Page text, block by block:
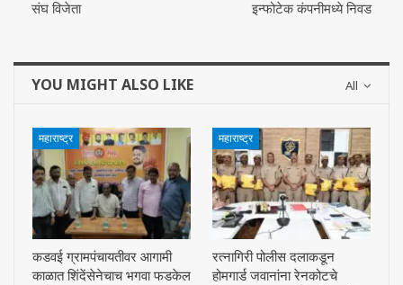
संघ विजेता
इन्फोटेक कंपनीमध्ये निवड
All
YOU MIGHT ALSO LIKE
महाराष्ट्र
कडवई ग्रामपंचायतीवर आगामी
काळात शिंदेंसेनेचाच भगवा फडकेल
महाराष्ट्र
रत्नागिरी पोलीस दलाकडून
होमगार्ड जवानांना रेनकोटचे